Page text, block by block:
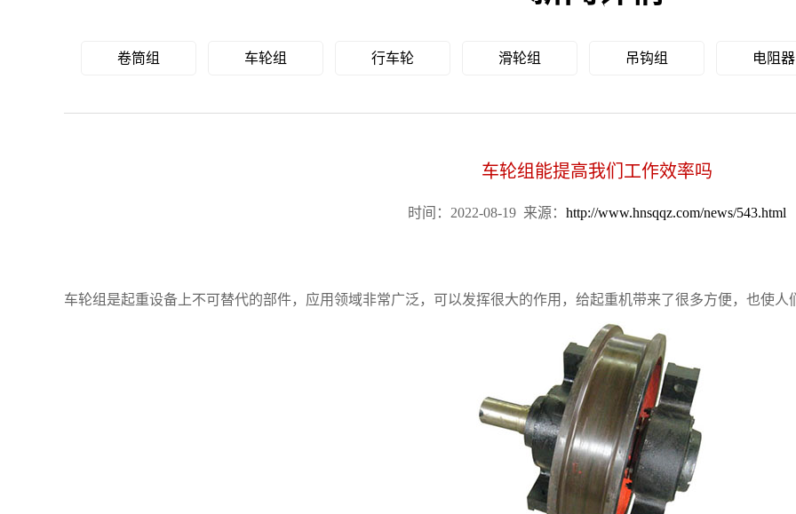
卷筒组 车轮组 行车轮 滑轮组 吊钩组 电阻器
车轮组能提高我们工作效率吗
时间：2022-08-19 来源： http://www.hnsqqz.com/news/543.html
车轮组是起重设备上不可替代的部件，应用领域非常广泛，可以发挥很大的作用，给起重机带来了很多方便，也使人